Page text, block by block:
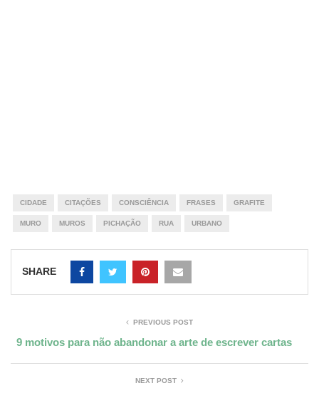
CIDADE CITAÇÕES CONSCIÊNCIA FRASES GRAFITE
MURO MUROS PICHAÇÃO RUA URBANO
SHARE
PREVIOUS POST
9 motivos para não abandonar a arte de escrever cartas
NEXT POST